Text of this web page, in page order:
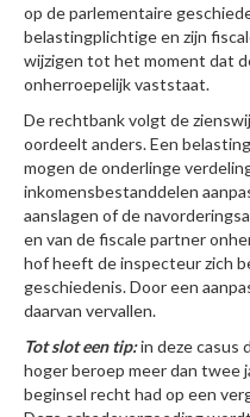
op de parlementaire
belastingplichtige en zijn
wijzigen tot het moment dat
onherroepelijk vaststaat.
De rechtbank volgt de
oordeelt anders. Een
mogen de onderlinge
inkomensbestanddelen
aanslagen of de
en van de fiscale partner
hof heeft de inspecteur zich
geschiedenis. Door een
daarvan vervallen.
Tot slot een tip:in deze casus
hoger beroep meer dan twee
beginsel recht had op een